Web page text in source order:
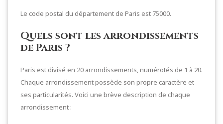
Le code postal du département de Paris est 75000.
Quels sont les arrondissements
de Paris ?
Paris est divisé en 20 arrondissements, numérotés de 1 à 20.
Chaque arrondissement possède son propre caractère et
ses particularités. Voici une brève description de chaque
arrondissement :